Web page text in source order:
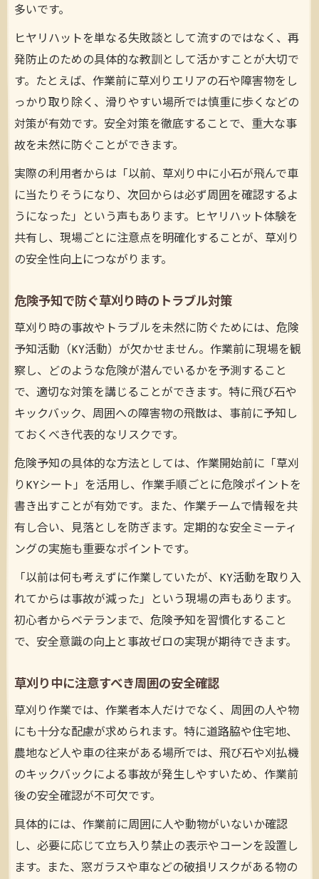
多いです。
ヒヤリハットを単なる失敗談として流すのではなく、再
発防止のための具体的な教訓として活かすことが大切で
す。たとえば、作業前に草刈りエリアの石や障害物をし
っかり取り除く、滑りやすい場所では慎重に歩くなどの
対策が有効です。安全対策を徹底することで、重大な事
故を未然に防ぐことができます。
実際の利用者からは「以前、草刈り中に小石が飛んで車
に当たりそうになり、次回からは必ず周囲を確認するよ
うになった」という声もあります。ヒヤリハット体験を
共有し、現場ごとに注意点を明確化することが、草刈り
の安全性向上につながります。
危険予知で防ぐ草刈り時のトラブル対策
草刈り時の事故やトラブルを未然に防ぐためには、危険
予知活動（KY活動）が欠かせません。作業前に現場を観
察し、どのような危険が潜んでいるかを予測すること
で、適切な対策を講じることができます。特に飛び石や
キックバック、周囲への障害物の飛散は、事前に予知し
ておくべき代表的なリスクです。
危険予知の具体的な方法としては、作業開始前に「草刈
りKYシート」を活用し、作業手順ごとに危険ポイントを
書き出すことが有効です。また、作業チームで情報を共
有し合い、見落としを防ぎます。定期的な安全ミーティ
ングの実施も重要なポイントです。
「以前は何も考えずに作業していたが、KY活動を取り入
れてからは事故が減った」という現場の声もあります。
初心者からベテランまで、危険予知を習慣化すること
で、安全意識の向上と事故ゼロの実現が期待できます。
草刈り中に注意すべき周囲の安全確認
草刈り作業では、作業者本人だけでなく、周囲の人や物
にも十分な配慮が求められます。特に道路脇や住宅地、
農地など人や車の往来がある場所では、飛び石や刈払機
のキックバックによる事故が発生しやすいため、作業前
後の安全確認が不可欠です。
具体的には、作業前に周囲に人や動物がいないか確認
し、必要に応じて立ち入り禁止の表示やコーンを設置し
ます。また、窓ガラスや車などの破損リスクがある物の